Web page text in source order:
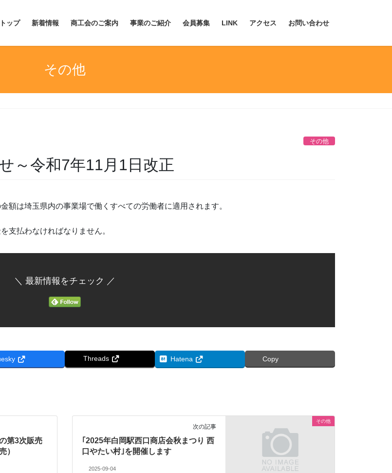
トップ 新着情報 商工会のご案内 事業のご紹介 会員募集 LINK アクセス お問い合わせ
その他
その他
～令和7年11月1日改正
額は埼玉県内の事業場で働くすべての労働者に適用されます。
支払わなければなりません。
＼ 最新情報をチェック ／
Threads Hatena Copy
第3次販売
）
その他
次の記事
｢2025年白岡駅西口商店会秋まつり 西
口やたい村｣を開催します
2025-09-04